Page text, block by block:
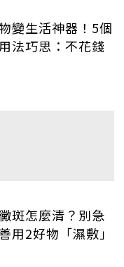
變生活神器！5個
法巧思：不花錢
斑怎麼清？別急
用2好物「濕敷」